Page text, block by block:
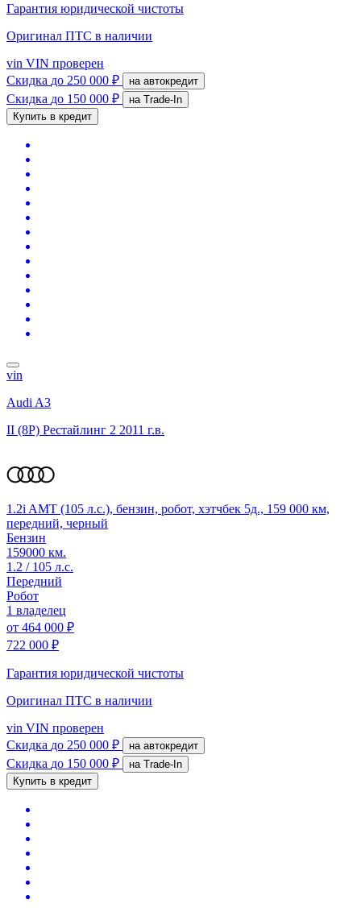
Гарантия юридической чистоты
Оригинал ПТС в наличии
vin VIN проверен
Скидка до 250 000 ₽ на автокредит
Скидка до 150 000 ₽
на Trade-In
Купить в кредит
vin
Audi A3
II (8P) Рестайлинг 2 2011 г.в.
1.2i AMT (105 л.с.), бензин, робот, хэтчбек 5д., 159 000 км,
передний, черный
Бензин
159000 км.
1.2 / 105 л.с.
Передний
Робот
1 владелец
от 464 000 ₽
722 000 ₽
Гарантия юридической чистоты
Оригинал ПТС в наличии
vin VIN проверен
Скидка до 250 000 ₽ на автокредит
Скидка до 150 000 ₽
на Trade-In
Купить в кредит